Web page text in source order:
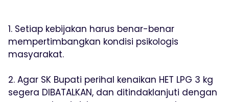
1. Setiap kebijakan harus benar-benar
mempertimbangkan kondisi psikologis
masyarakat.
2. Agar SK Bupati perihal kenaikan HET LPG 3 kg
segera DIBATALKAN, dan ditindaklanjuti dengan